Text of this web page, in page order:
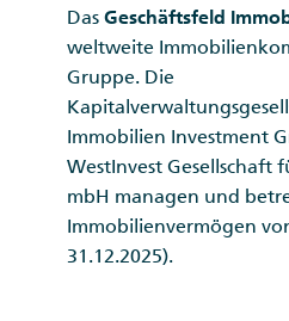
Das Geschäftsfeld
weltweite
Gruppe. Die
Immobilien Investment
WestInvest Gesellschaft
mbH managen und
Immobilienvermögen
31.12.2025).